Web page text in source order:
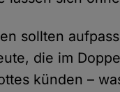
sollten
die im
künden –